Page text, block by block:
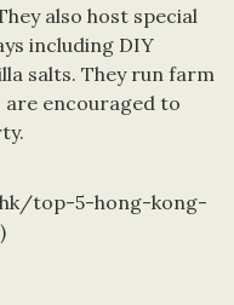
also host special
including DIY
salts. They run farm
encouraged to
top-5-hong-kong-
)